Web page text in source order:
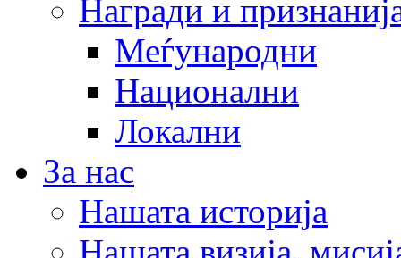
Награди и
Меѓународни
Национални
Локални
За нас
Нашата историја